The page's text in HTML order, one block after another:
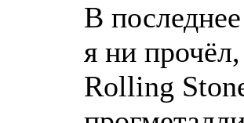
В
я ни
Rolling